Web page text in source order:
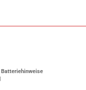
Batteriehinweise